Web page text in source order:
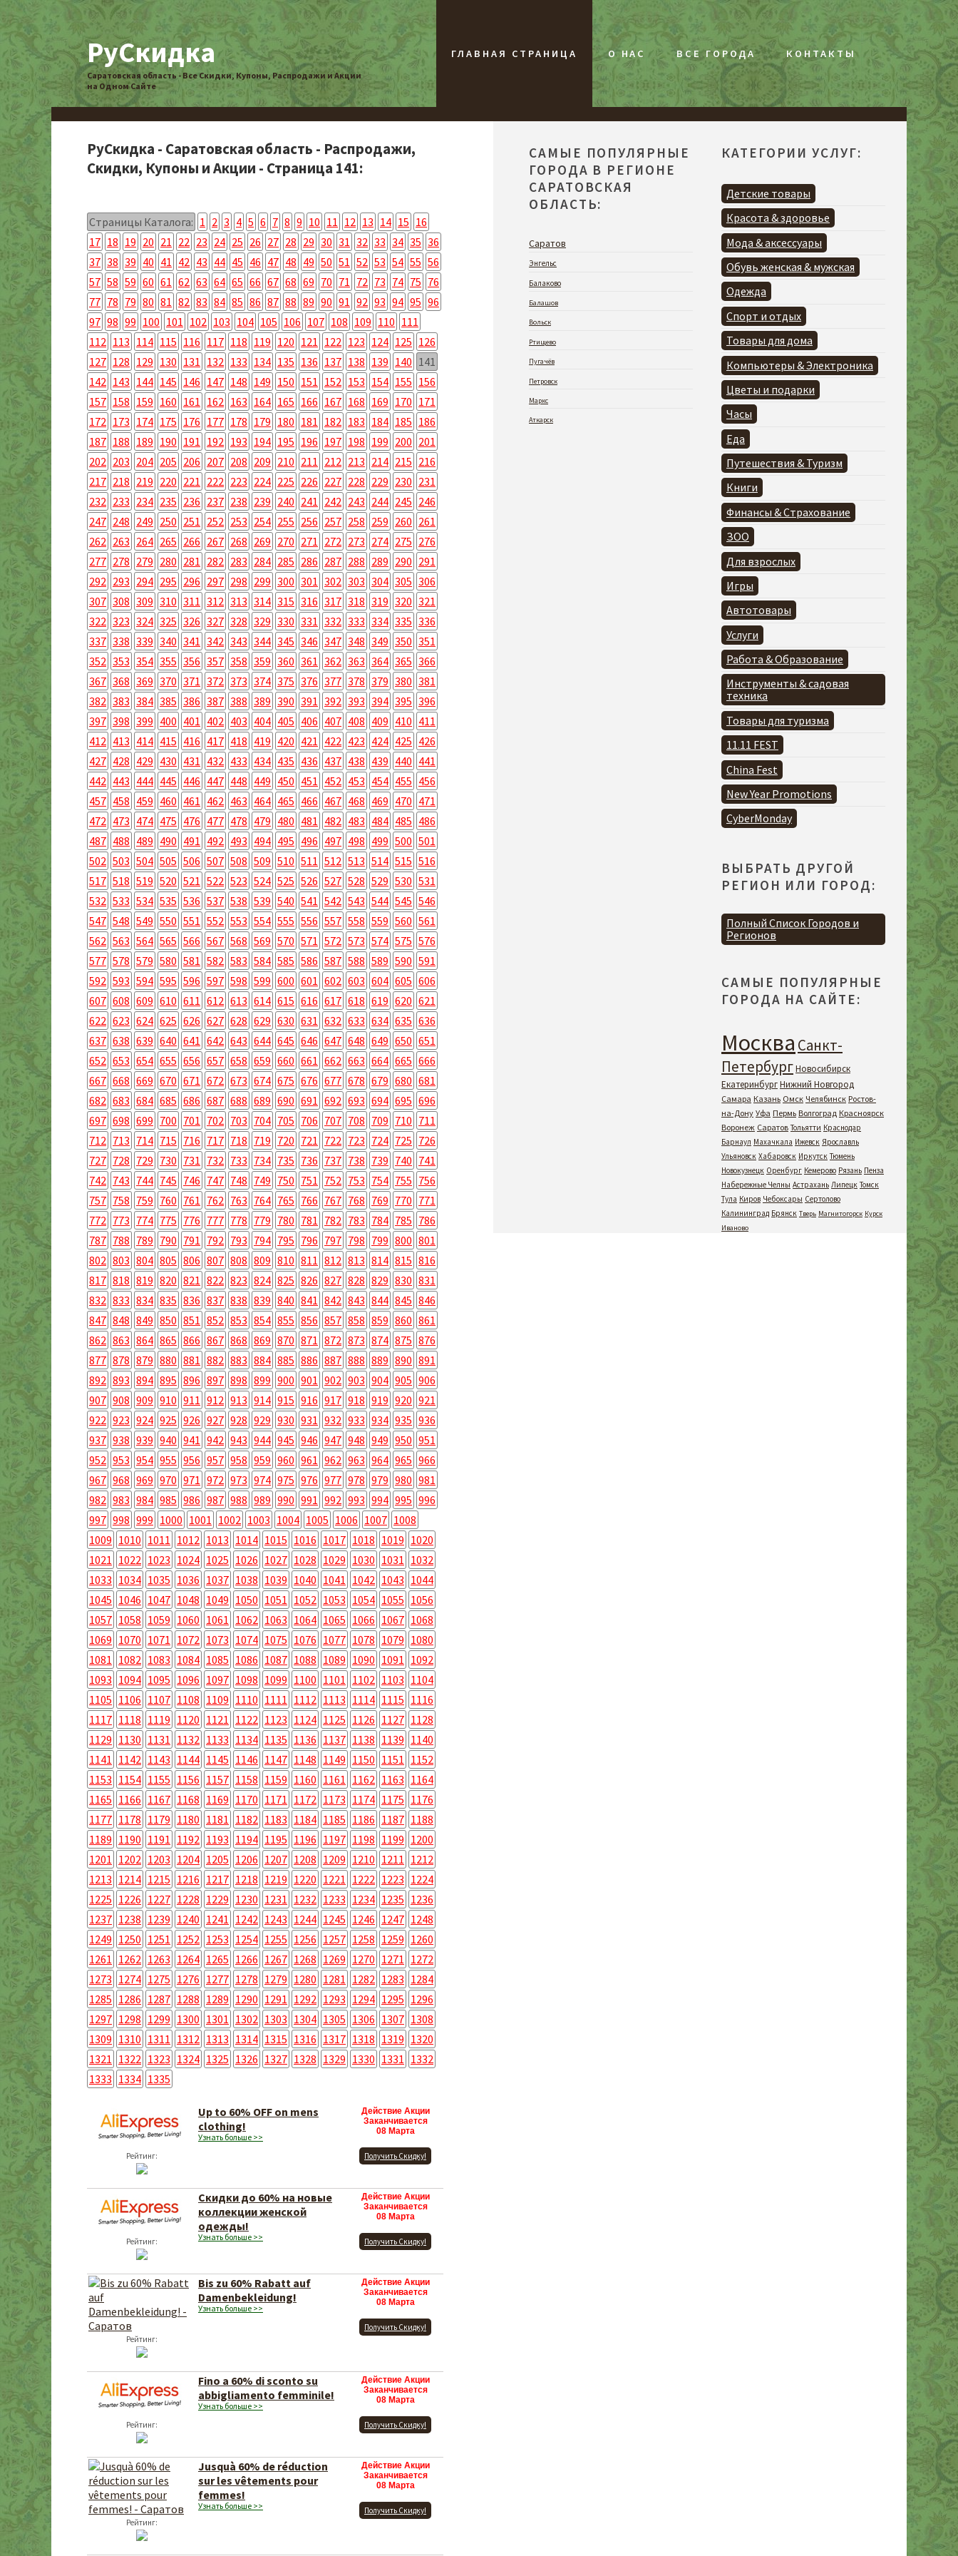
РуСкидка
Саратовская область - Все Скидки, Купоны, Распродажи и Акции
на Одном Сайте
ГЛАВНАЯ СТРАНИЦА О НАС ВСЕ ГОРОДА КОНТАКТЫ
РуСкидка - Саратовская область - Распродажи,
Скидки, Купоны и Акции - Страница 141:
Страницы Каталога: 1 2 3 4 5 6 7 8 9 10 11 12 13 14 15 16
17 18 19 20 21 22 23 24 25 26 27 28 29 30 31 32 33 34 35 36
37 38 39 40 41 42 43 44 45 46 47 48 49 50 51 52 53 54 55 56
57 58 59 60 61 62 63 64 65 66 67 68 69 70 71 72 73 74 75 76
77 78 79 80 81 82 83 84 85 86 87 88 89 90 91 92 93 94 95 96
97 98 99 100 101 102 103 104 105 106 107 108 109 110 111
112 113 114 115 116 117 118 119 120 121 122 123 124 125 126
127 128 129 130 131 132 133 134 135 136 137 138 139 140 141
142 143 144 145 146 147 148 149 150 151 152 153 154 155 156
157 158 159 160 161 162 163 164 165 166 167 168 169 170 171
172 173 174 175 176 177 178 179 180 181 182 183 184 185 186
187 188 189 190 191 192 193 194 195 196 197 198 199 200 201
202 203 204 205 206 207 208 209 210 211 212 213 214 215 216
217 218 219 220 221 222 223 224 225 226 227 228 229 230 231
232 233 234 235 236 237 238 239 240 241 242 243 244 245 246
247 248 249 250 251 252 253 254 255 256 257 258 259 260 261
262 263 264 265 266 267 268 269 270 271 272 273 274 275 276
277 278 279 280 281 282 283 284 285 286 287 288 289 290 291
292 293 294 295 296 297 298 299 300 301 302 303 304 305 306
307 308 309 310 311 312 313 314 315 316 317 318 319 320 321
322 323 324 325 326 327 328 329 330 331 332 333 334 335 336
337 338 339 340 341 342 343 344 345 346 347 348 349 350 351
352 353 354 355 356 357 358 359 360 361 362 363 364 365 366
367 368 369 370 371 372 373 374 375 376 377 378 379 380 381
382 383 384 385 386 387 388 389 390 391 392 393 394 395 396
397 398 399 400 401 402 403 404 405 406 407 408 409 410 411
412 413 414 415 416 417 418 419 420 421 422 423 424 425 426
427 428 429 430 431 432 433 434 435 436 437 438 439 440 441
442 443 444 445 446 447 448 449 450 451 452 453 454 455 456
457 458 459 460 461 462 463 464 465 466 467 468 469 470 471
472 473 474 475 476 477 478 479 480 481 482 483 484 485 486
487 488 489 490 491 492 493 494 495 496 497 498 499 500 501
502 503 504 505 506 507 508 509 510 511 512 513 514 515 516
517 518 519 520 521 522 523 524 525 526 527 528 529 530 531
532 533 534 535 536 537 538 539 540 541 542 543 544 545 546
547 548 549 550 551 552 553 554 555 556 557 558 559 560 561
562 563 564 565 566 567 568 569 570 571 572 573 574 575 576
577 578 579 580 581 582 583 584 585 586 587 588 589 590 591
592 593 594 595 596 597 598 599 600 601 602 603 604 605 606
607 608 609 610 611 612 613 614 615 616 617 618 619 620 621
622 623 624 625 626 627 628 629 630 631 632 633 634 635 636
637 638 639 640 641 642 643 644 645 646 647 648 649 650 651
652 653 654 655 656 657 658 659 660 661 662 663 664 665 666
667 668 669 670 671 672 673 674 675 676 677 678 679 680 681
682 683 684 685 686 687 688 689 690 691 692 693 694 695 696
697 698 699 700 701 702 703 704 705 706 707 708 709 710 711
712 713 714 715 716 717 718 719 720 721 722 723 724 725 726
727 728 729 730 731 732 733 734 735 736 737 738 739 740 741
742 743 744 745 746 747 748 749 750 751 752 753 754 755 756
757 758 759 760 761 762 763 764 765 766 767 768 769 770 771
772 773 774 775 776 777 778 779 780 781 782 783 784 785 786
787 788 789 790 791 792 793 794 795 796 797 798 799 800 801
802 803 804 805 806 807 808 809 810 811 812 813 814 815 816
817 818 819 820 821 822 823 824 825 826 827 828 829 830 831
832 833 834 835 836 837 838 839 840 841 842 843 844 845 846
847 848 849 850 851 852 853 854 855 856 857 858 859 860 861
862 863 864 865 866 867 868 869 870 871 872 873 874 875 876
877 878 879 880 881 882 883 884 885 886 887 888 889 890 891
892 893 894 895 896 897 898 899 900 901 902 903 904 905 906
907 908 909 910 911 912 913 914 915 916 917 918 919 920 921
922 923 924 925 926 927 928 929 930 931 932 933 934 935 936
937 938 939 940 941 942 943 944 945 946 947 948 949 950 951
952 953 954 955 956 957 958 959 960 961 962 963 964 965 966
967 968 969 970 971 972 973 974 975 976 977 978 979 980 981
982 983 984 985 986 987 988 989 990 991 992 993 994 995 996
997 998 999 1000 1001 1002 1003 1004 1005 1006 1007 1008
1009 1010 1011 1012 1013 1014 1015 1016 1017 1018 1019 1020
1021 1022 1023 1024 1025 1026 1027 1028 1029 1030 1031 1032
1033 1034 1035 1036 1037 1038 1039 1040 1041 1042 1043 1044
1045 1046 1047 1048 1049 1050 1051 1052 1053 1054 1055 1056
1057 1058 1059 1060 1061 1062 1063 1064 1065 1066 1067 1068
1069 1070 1071 1072 1073 1074 1075 1076 1077 1078 1079 1080
1081 1082 1083 1084 1085 1086 1087 1088 1089 1090 1091 1092
1093 1094 1095 1096 1097 1098 1099 1100 1101 1102 1103 1104
1105 1106 1107 1108 1109 1110 1111 1112 1113 1114 1115 1116
1117 1118 1119 1120 1121 1122 1123 1124 1125 1126 1127 1128
1129 1130 1131 1132 1133 1134 1135 1136 1137 1138 1139 1140
1141 1142 1143 1144 1145 1146 1147 1148 1149 1150 1151 1152
1153 1154 1155 1156 1157 1158 1159 1160 1161 1162 1163 1164
1165 1166 1167 1168 1169 1170 1171 1172 1173 1174 1175 1176
1177 1178 1179 1180 1181 1182 1183 1184 1185 1186 1187 1188
1189 1190 1191 1192 1193 1194 1195 1196 1197 1198 1199 1200
1201 1202 1203 1204 1205 1206 1207 1208 1209 1210 1211 1212
1213 1214 1215 1216 1217 1218 1219 1220 1221 1222 1223 1224
1225 1226 1227 1228 1229 1230 1231 1232 1233 1234 1235 1236
1237 1238 1239 1240 1241 1242 1243 1244 1245 1246 1247 1248
1249 1250 1251 1252 1253 1254 1255 1256 1257 1258 1259 1260
1261 1262 1263 1264 1265 1266 1267 1268 1269 1270 1271 1272
1273 1274 1275 1276 1277 1278 1279 1280 1281 1282 1283 1284
1285 1286 1287 1288 1289 1290 1291 1292 1293 1294 1295 1296
1297 1298 1299 1300 1301 1302 1303 1304 1305 1306 1307 1308
1309 1310 1311 1312 1313 1314 1315 1316 1317 1318 1319 1320
1321 1322 1323 1324 1325 1326 1327 1328 1329 1330 1331 1332
1333 1334 1335
Рейтинг:
Up to 60% OFF on mens
clothing!
Узнать больше >>
Действие Акции
Заканчивается
08 Марта
Получить Скидку!
Рейтинг:
Скидки до 60% на новые
коллекции женской
одежды!
Узнать больше >>
Действие Акции
Заканчивается
08 Марта
Получить Скидку!
Рейтинг:
Bis zu 60% Rabatt auf
Damenbekleidung!
Узнать больше >>
Действие Акции
Заканчивается
08 Марта
Получить Скидку!
Рейтинг:
Fino a 60% di sconto su
abbigliamento femminile!
Узнать больше >>
Действие Акции
Заканчивается
08 Марта
Получить Скидку!
Рейтинг:
Jusquà 60% de réduction
sur les vêtements pour
femmes!
Узнать больше >>
Действие Акции
Заканчивается
08 Марта
Получить Скидку!
САМЫЕ ПОПУЛЯРНЫЕ
ГОРОДА В РЕГИОНЕ
САРАТОВСКАЯ
ОБЛАСТЬ:
Саратов
Энгельс
Балаково
Балашов
Вольск
Ртищево
Пугачёв
Петровск
Маркс
Аткарск
КАТЕГОРИИ УСЛУГ:
Детские товары
Красота & здоровье
Мода & аксессуары
Обувь женская & мужская
Одежда
Спорт и отдых
Товары для дома
Компьютеры & Электроника
Цветы и подарки
Часы
Еда
Путешествия & Туризм
Книги
Финансы & Страхование
ЗОО
Для взрослых
Игры
Автотовары
Услуги
Работа & Образование
Инструменты & садовая
техника
Товары для туризма
11.11 FEST
China Fest
New Year Promotions
CyberMonday
ВЫБРАТЬ ДРУГОЙ
РЕГИОН ИЛИ ГОРОД:
Полный Список Городов и
Регионов
САМЫЕ ПОПУЛЯРНЫЕ
ГОРОДА НА САЙТЕ:
Москва Санкт-
ПетербургНовосибирск
ЕкатеринбургНижний Новгород
Самара Казань Омск Челябинск Ростов-
на-Дону Уфа Пермь Волгоград Красноярск
Воронеж Саратов Тольятти Краснодар
Барнаул Махачкала Ижевск Ярославль
Ульяновск Хабаровск Иркутск Тюмень
Новокузнецк Оренбург Кемерово Рязань Пенза
Набережные Челны Астрахань Липецк Томск
Тула Киров Чебоксары Сертолово
Калининград Брянск Тверь Магнитогорск Курск
Иваново